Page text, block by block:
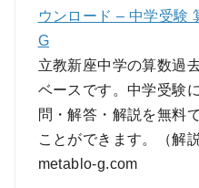
ウンロード – 中学受験
G
立教新座中学の算数過
ベースです。中学受験
問・解答・解説を無料
ことができます。（解
metablo-g.com